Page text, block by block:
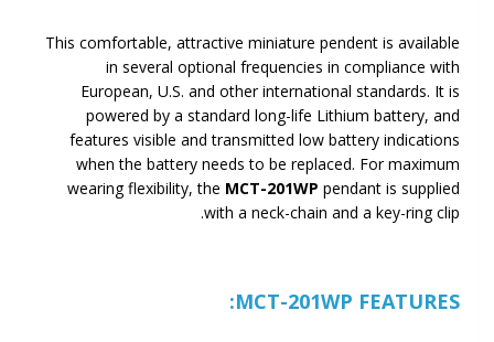
This comfortable, attractive miniature pendent is available
in several optional frequencies in compliance with
European, U.S. and other international standards. It is
powered by a standard long-life Lithium battery, and
features visible and transmitted low battery indications
when the battery needs to be replaced. For maximum
wearing flexibility, the MCT-201WP pendant is supplied
with a neck-chain and a key-ring clip.
MCT-201WP FEATURES: